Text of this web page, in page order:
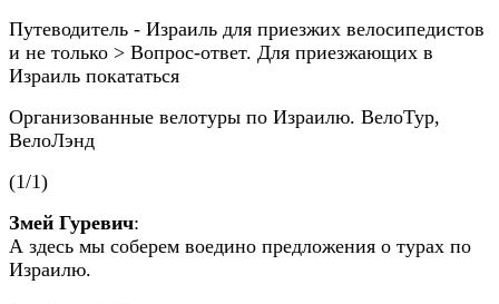
Путеводитель - Израиль для приезжих велосипедистов
и не только > Вопрос-ответ. Для приезжающих в
Израиль покататься
Организованные велотуры по Израилю. ВелоТур,
ВелоЛэнд
(1/1)
Змей Гуревич:
А здесь мы соберем воедино предложения о турах по
Израилю.